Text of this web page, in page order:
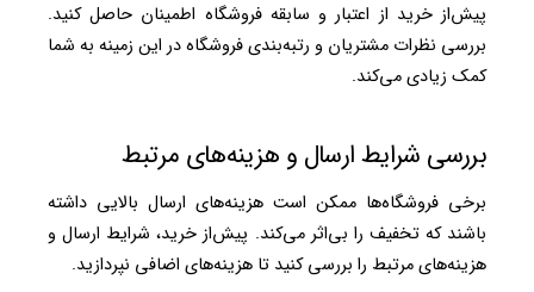
پیش‌از خرید از اعتبار و سابقه فروشگاه اطمینان حاصل کنید.
بررسی نظرات مشتریان و رتبه‌بندی فروشگاه در این زمینه به شما
کمک زیادی می‌کند.
بررسی شرایط ارسال و هزینه‌های مرتبط
برخی فروشگاه‌ها ممکن است هزینه‌های ارسال بالایی داشته
باشند که تخفیف را بی‌اثر می‌کند. پیش‌از خرید، شرایط ارسال و
هزینه‌های مرتبط را بررسی کنید تا هزینه‌های اضافی نپردازید.